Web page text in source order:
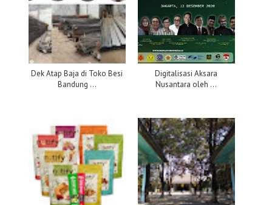
Dek Atap Baja di Toko Besi
Bandung ...
Digitalisasi Aksara
Nusantara oleh ...